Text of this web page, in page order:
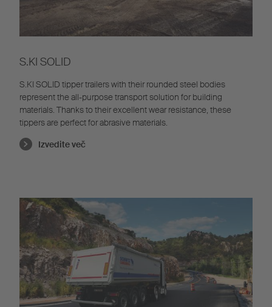
S.KI SOLID
S.KI SOLID tipper trailers with their rounded steel bodies
represent the all-purpose transport solution for building
materials. Thanks to their excellent wear resistance, these
tippers are perfect for abrasive materials.
Izvedite več